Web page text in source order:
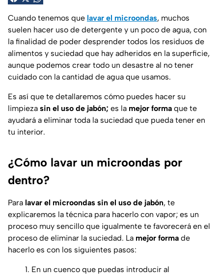
Cuando tenemos que lavar el microondas, muchos
suelen hacer uso de detergente y un poco de agua, con
la finalidad de poder desprender todos los residuos de
alimentos y suciedad que hay adheridos en la superficie,
aunque podemos crear todo un desastre al no tener
cuidado con la cantidad de agua que usamos.
Es así que te detallaremos cómo puedes hacer su
limpieza sin el uso de jabón; es la mejor forma que te
ayudará a eliminar toda la suciedad que pueda tener en
tu interior.
¿Cómo lavar un microondas por
dentro?
Para lavar el microondas sin el uso de jabón, te
explicaremos la técnica para hacerlo con vapor; es un
proceso muy sencillo que igualmente te favorecerá en el
proceso de eliminar la suciedad. La mejor forma de
hacerlo es con los siguientes pasos:
En un cuenco que puedas introducir al